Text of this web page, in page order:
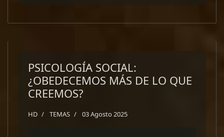
PSICOLOGÍA SOCIAL:
¿OBEDECEMOS MÁS DE LO QUE
CREEMOS?
HD TEMAS 03 Agosto 2025